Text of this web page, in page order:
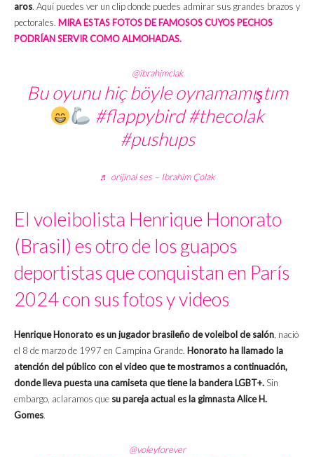
aros. Aquí puedes ver un clip donde puedes admirar sus grandes brazos y
pectorales. MIRA ESTAS FOTOS DE FAMOSOS CUYOS PECHOS
PODRÍAN SERVIR COMO ALMOHADAS.
@ibrahimclak
Bu oyunu hiç böyle oynamamıştım
#flappybird #thecolak
#pushups
♬ orijinal ses – Ibrahim Çolak
El voleibolista Henrique Honorato
(Brasil) es otro de los guapos
deportistas que conquistan en París
2024 con sus fotos y videos
Henrique Honorato es un jugador brasileño de voleibol de salón, nació
el 8 de marzo de 1997 en Campina Grande. Honorato ha llamado la
atención del público con el video que te mostramos a continuación,
donde lleva puesta una camiseta que tiene la bandera LGBT+. Sin
embargo, aclaramos que su pareja actual es la gimnasta Alice H.
Gomes.
@voleyforever